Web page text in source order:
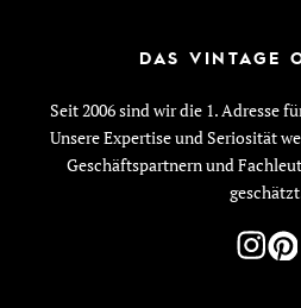
DAS VINTAGE
Seit 2006 sind wir die 1. Adresse
Unsere Expertise und Seriosität
Geschäftspartnern und